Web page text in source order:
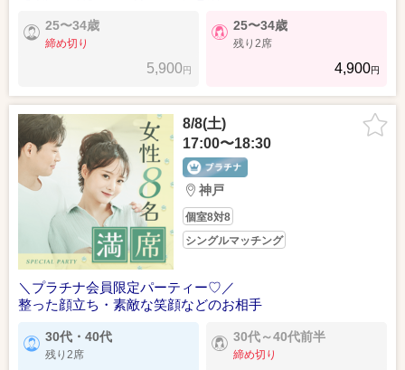
25〜34歳
締め切り
5,900円
25〜34歳
残り2席
4,900円
8/8(土)
17:00〜18:30
神戸
個室8対8
シングルマッチング
＼プラチナ会員限定パーティー♡／
整った顔立ち・素敵な笑顔などのお相手
30代・40代
残り2席
30代～40代前半
締め切り